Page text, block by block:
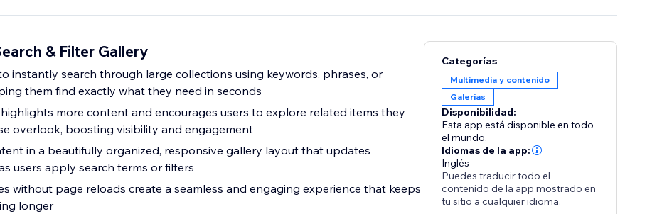
& Filter Gallery
instantly search through large collections using keywords, phrases, or
them find exactly what they need in seconds
more content and encourages users to explore related items they
overlook, boosting visibility and engagement
in a beautifully organized, responsive gallery layout that updates
users apply search terms or filters
without page reloads create a seamless and engaging experience that keeps
longer
Categorías
Multimedia y contenido
Galerías
Disponibilidad:
Esta app está disponible en todo
el mundo.
Idiomas de la app:
Inglés
Puedes traducir todo el
contenido de la app mostrado en
tu sitio a cualquier idioma.